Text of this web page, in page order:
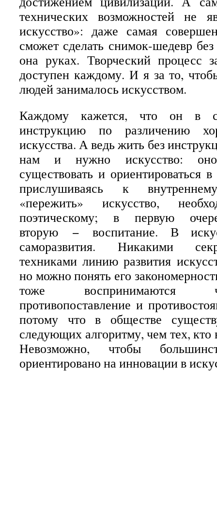
технических возможностей не
искусство»: даже самая
сможет сделать снимок-шедевр
она руках. Творческий процесс
доступен каждому. И я за то,
людей занималось искусством.
Каждому кажется, что он в
инструкцию по различению
искусства. А ведь жить без
нам и нужно искусство:
существовать и ориентироваться
прислушиваясь к
«пережить» искусство,
поэтическому; в первую
вторую − воспитание. В
саморазвития. Никакими
техниками линию развития
но можно понять его
тоже воспринимаются
противопоставление и
потому что в обществе
следующих алгоритму, чем тех,
Невозможно, чтобы
ориентировано на инновации в